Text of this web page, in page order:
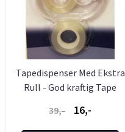
Tapedispenser Med Ekstra
Rull - God kraftig Tape
39,-
16,-